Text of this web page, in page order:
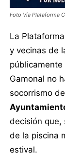
Foto Vía Plataforma
La
y vecinas de
Gamonal no
socorrismo
decisión que,
de la piscina
estival.